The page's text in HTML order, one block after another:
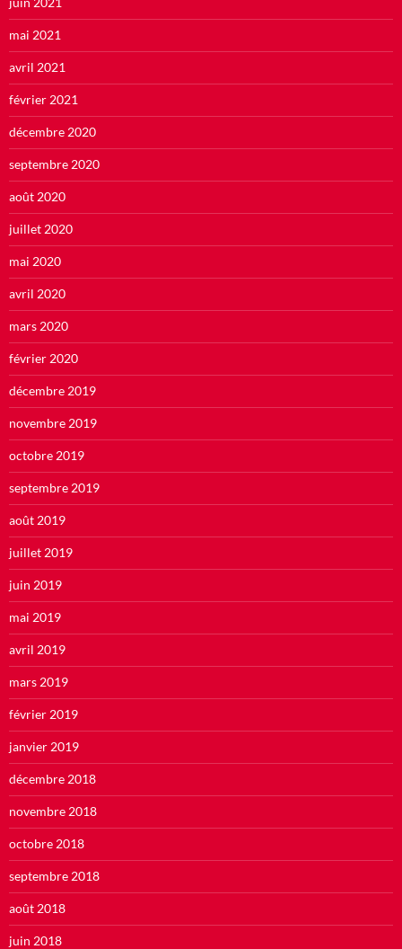
mai 2021
avril 2021
février 2021
décembre 2020
septembre 2020
août 2020
juillet 2020
mai 2020
avril 2020
mars 2020
février 2020
décembre 2019
novembre 2019
octobre 2019
septembre 2019
août 2019
juillet 2019
juin 2019
mai 2019
avril 2019
mars 2019
février 2019
janvier 2019
décembre 2018
novembre 2018
octobre 2018
septembre 2018
août 2018
juin 2018